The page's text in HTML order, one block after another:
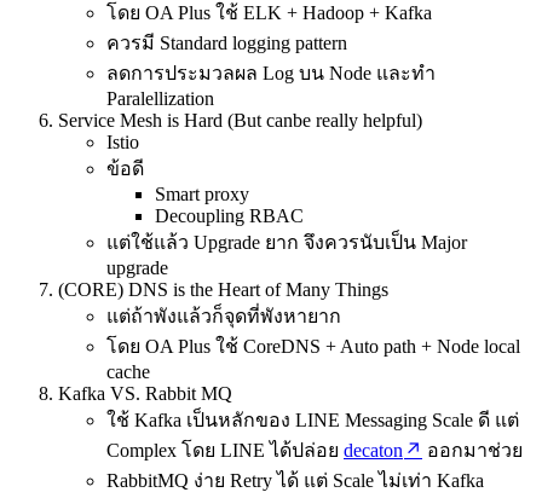
โดย OA Plus ใช้ ELK + Hadoop + Kafka
ควรมี Standard logging pattern
ลดการประมวลผล Log บน Node และทำ
Paralellization
Service Mesh is Hard (But canbe really helpful)
Istio
ข้อดี
Smart proxy
Decoupling RBAC
แต่ใช้แล้ว Upgrade ยาก จึงควรนับเป็น Major
upgrade
(CORE) DNS is the Heart of Many Things
แต่ถ้าพังแล้วก็จุดที่พังหายาก
โดย OA Plus ใช้ CoreDNS + Auto path + Node local
cache
Kafka VS. Rabbit MQ
ใช้ Kafka เป็นหลักของ LINE Messaging Scale ดี แต่
Complex โดย LINE ได้ปล่อย decaton
ออกมาช่วย
RabbitMQ ง่าย Retry ได้ แต่ Scale ไม่เท่า Kafka